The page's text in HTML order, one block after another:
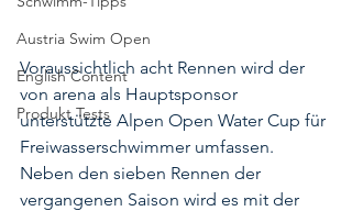
Austria Swim Open
English Content
Produkt Tests
Voraussichtlich acht Rennen wird der
von arena als Hauptsponsor
unterstützte Alpen Open Water Cup für
Freiwasserschwimmer umfassen.
Neben den sieben Rennen der
vergangenen Saison wird es mit der